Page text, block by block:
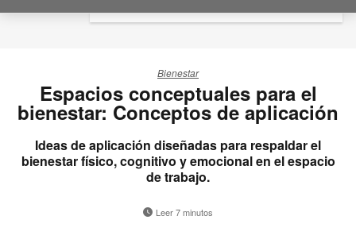
Bienestar
Espacios conceptuales para el
bienestar: Conceptos de aplicación
Ideas de aplicación diseñadas para respaldar el
bienestar físico, cognitivo y emocional en el espacio
de trabajo.
Leer 7 minutos